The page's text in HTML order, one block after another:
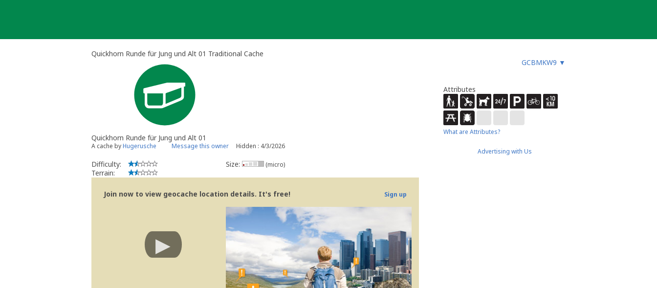
Quickhorn Runde für Jung und Alt 01 Traditional Cache
GCBMKW9 ▼
Quickhorn Runde für Jung und Alt 01
A cache byHugerusche Message this owner Hidden : 4/3/2026
Difficulty:
Terrain:
Size: (micro)
Join now to view geocache location details. It's free! Sign up
Attributes
What are Attributes?
Advertising with Us